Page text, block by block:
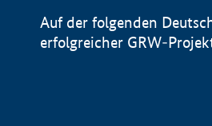
Auf der folgenden
erfolgreicher GRW-